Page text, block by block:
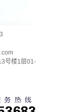
号楼1层01-